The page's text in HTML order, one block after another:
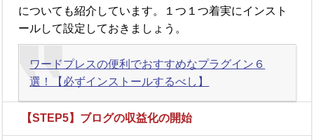
についても紹介しています。１つ１つ着実にインスト
ールして設定しておきましょう。
ワードプレスの便利でおすすめなプラグイン６
選！【必ずインストールするべし】
【STEP5】ブログの収益化の開始